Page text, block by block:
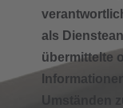
als
übermittelte
Umständen